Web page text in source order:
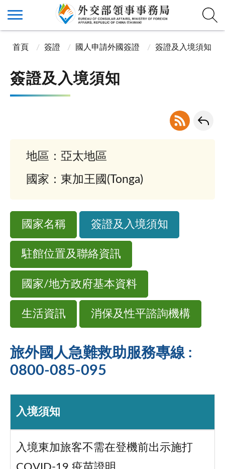
首頁 簽證 國人申請外國簽證 簽證及入境須知
簽證及入境須知
地區：亞太地區
國家：東加王國(Tonga)
國家名稱 簽證及入境須知
駐館位置及聯絡資訊
國家/地方政府基本資料
生活資訊 消保及性平諮詢機構
旅外國人急難救助服務專線 :
0800-085-095
入境須知
入境東加旅客不需在登機前出示施打